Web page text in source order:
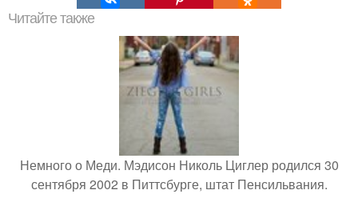
Читайте также
Немного о Меди. Мэдисон Николь Циглер родился 30
сентября 2002 в Питтсбурге, штат Пенсильвания.